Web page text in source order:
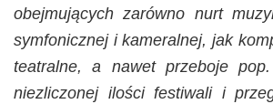
obejmujących zarówno nurt
symfonicznej i kameralnej, jak
teatralne, a nawet przeboje
niezliczonej ilości festiwali i